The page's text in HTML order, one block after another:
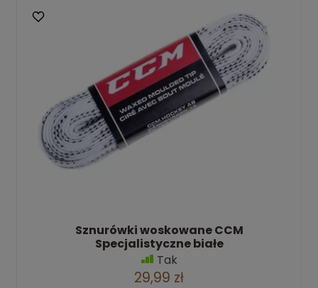
Sznurówki woskowane CCM
Specjalistyczne białe
Tak
29,99 zł